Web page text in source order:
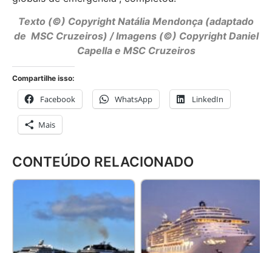
Texto (©) Copyright Natália Mendonça (adaptado
de MSC Cruzeiros) / Imagens (©) Copyright Daniel
Capella e MSC Cruzeiros
Compartilhe isso:
Facebook WhatsApp LinkedIn
Mais
CONTEÚDO RELACIONADO